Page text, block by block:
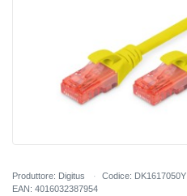
Produttore: Digitus Codice: DK1617050Y
EAN: 4016032387954